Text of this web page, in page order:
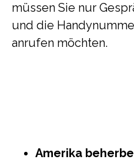
müssen Sie nur
und die
anrufen möchten.
Amerika